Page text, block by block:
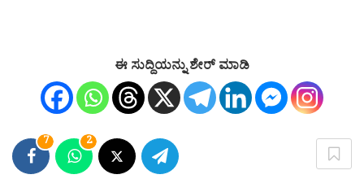
ಈ ಸುದ್ದಿಯನ್ನು ಶೇರ್ ಮಾಡಿ
7 2